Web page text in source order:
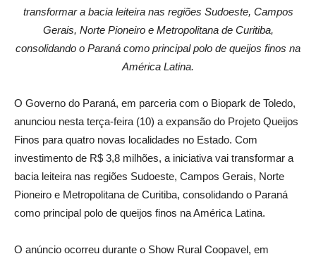
transformar a bacia leiteira nas regiões Sudoeste, Campos
Gerais, Norte Pioneiro e Metropolitana de Curitiba,
consolidando o Paraná como principal polo de queijos finos na
América Latina.
O Governo do Paraná, em parceria com o Biopark de Toledo,
anunciou nesta terça-feira (10) a expansão do Projeto Queijos
Finos para quatro novas localidades no Estado. Com
investimento de R$ 3,8 milhões, a iniciativa vai transformar a
bacia leiteira nas regiões Sudoeste, Campos Gerais, Norte
Pioneiro e Metropolitana de Curitiba, consolidando o Paraná
como principal polo de queijos finos na América Latina.
O anúncio ocorreu durante o Show Rural Coopavel, em